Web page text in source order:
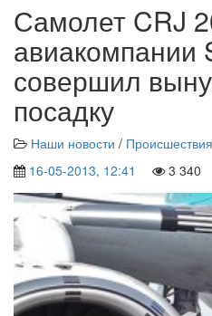
Самолет CRJ
авиакомпании
совершил
посадку
Наши новости / Происшествия
16-05-2013, 12:41
3 340